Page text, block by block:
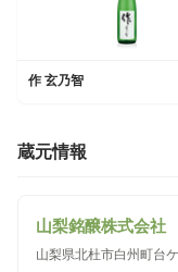
作 玄乃智
蔵元情報
山梨銘醸株式会社
山梨県北杜市白州町台